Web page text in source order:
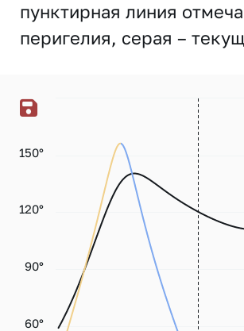
пунктирная линия
перигелия, серая –
60°
90°
120°
150°